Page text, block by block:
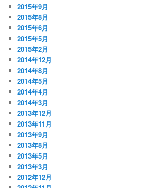
2015年9月
2015年8月
2015年6月
2015年5月
2015年2月
2014年12月
2014年8月
2014年5月
2014年4月
2014年3月
2013年12月
2013年11月
2013年9月
2013年8月
2013年5月
2013年3月
2012年12月